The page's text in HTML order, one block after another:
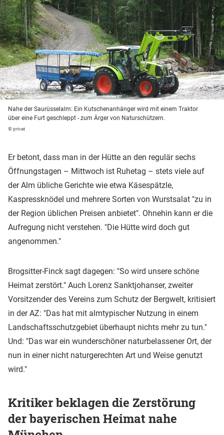
Nahe der Saurüsselalm: Ein Kutschenanhänger wird mit einem Traktor
über eine Furt geschleppt - zum Ärger von Naturschützern.
© privat
Er betont, dass man in der Hütte an den regulär sechs
Öffnungstagen – Mittwoch ist Ruhetag – stets viele auf
der Alm übliche Gerichte wie etwa Käsespätzle,
Kaspressknödel und mehrere Sorten von Wurstsalat "zu in
der Region üblichen Preisen anbietet". Ohnehin kann er die
Aufregung nicht verstehen. "Die Hütte wird doch gut
angenommen."
Brogsitter-Finck sagt dagegen: "So wird unsere schöne
Heimat zerstört." Auch Lorenz Sanktjohanser, zweiter
Vorsitzender des Vereins zum Schutz der Bergwelt, kritisiert
in der AZ: "Das hat mit almtypischer Nutzung in einem
Landschaftsschutzgebiet überhaupt nichts mehr zu tun."
Und: "Das war ein wunderschöner naturbelassener Ort, der
nun in einer nicht naturgerechten Art und Weise genutzt
wird."
Kritiker beklagen die Zerstörung
der bayerischen Heimat nahe